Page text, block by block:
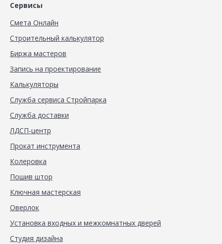
Сервисы
Смета Онлайн
Строительный калькулятор
Биржа мастеров
Запись на проектирование
Калькуляторы
Служба сервиса Стройпарка
Служба доставки
ЛДСП-центр
Прокат инструмента
Колеровка
Пошив штор
Ключная мастерская
Оверлок
Установка входных и межкомнатных дверей
Студия дизайна